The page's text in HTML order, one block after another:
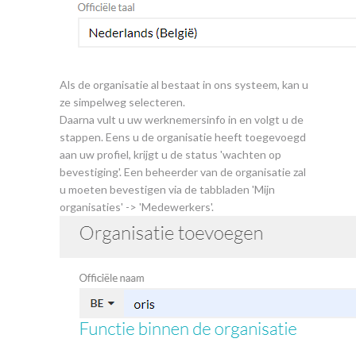
Als de organisatie al bestaat in ons systeem, kan u
ze simpelweg selecteren.
Daarna vult u uw werknemersinfo in en volgt u de
stappen. Eens u de organisatie heeft toegevoegd
aan uw profiel, krijgt u de status 'wachten op
bevestiging'. Een beheerder van de organisatie zal
u moeten bevestigen via de tabbladen 'Mijn
organisaties' -> 'Medewerkers'.